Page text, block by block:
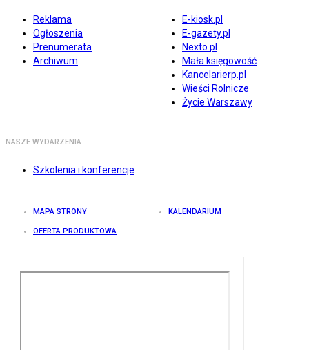
Reklama
Ogłoszenia
Prenumerata
Archiwum
E-kiosk.pl
E-gazety.pl
Nexto.pl
Mała księgowość
Kancelarierp.pl
Wieści Rolnicze
Życie Warszawy
NASZE WYDARZENIA
Szkolenia i konferencje
MAPA STRONY KALENDARIUM
OFERTA PRODUKTOWA